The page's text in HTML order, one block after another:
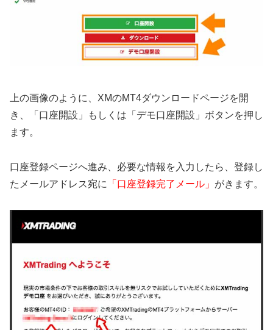
上の画像のように、XMのMT4ダウンロードページを開
き、「口座開設」もしくは「デモ口座開設」ボタンを押し
ます。
口座登録ページへ進み、必要な情報を入力したら、登録し
たメールアドレス宛に
「口座登録完了メール」 がきます。